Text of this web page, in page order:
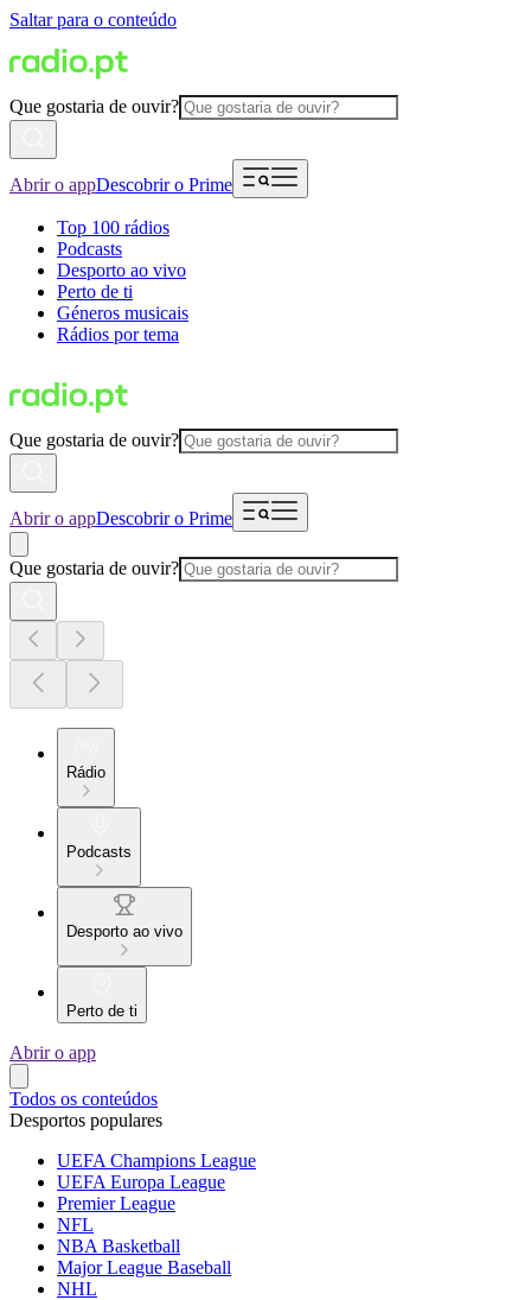
Saltar para o conteúdo
Que gostaria de ouvir?
Abrir o appDescobrir o Prime
Top 100 rádios
Podcasts
Desporto ao vivo
Perto de ti
Géneros musicais
Rádios por tema
Que gostaria de ouvir?
Abrir o appDescobrir o Prime
Que gostaria de ouvir?
Rádio
Podcasts
Desporto ao vivo
Perto de ti
Abrir o app
Todos os conteúdos
Desportos populares
UEFA Champions League
UEFA Europa League
Premier League
NFL
NBA Basketball
Major League Baseball
NHL